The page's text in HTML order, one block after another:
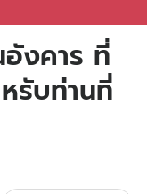
งคาร ที่
รับท่านที่